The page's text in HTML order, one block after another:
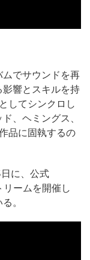
でサウンドを再
響とスキルを持
してシンクロし
、ヘミングス、
品に固執するの
に、公式
ームを開催し
。